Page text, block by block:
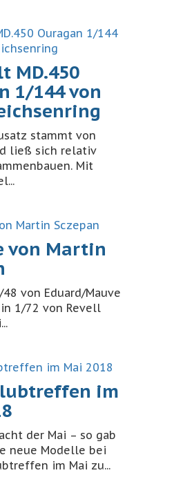
MD.450
1/144 von
stammt von
ließ sich relativ
Mit
von Martin
von Eduard/Mauve
1/72 von Revell
im
der Mai – so gab
neue Modelle bei
im Mai zu...